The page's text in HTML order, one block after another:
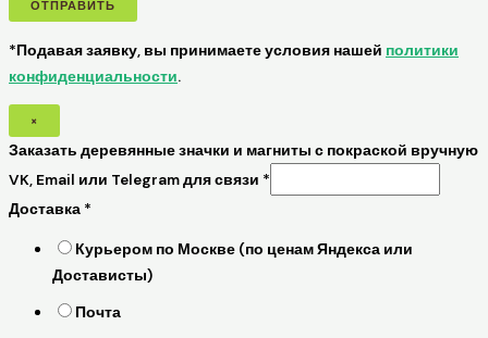
ОТПРАВИТЬ
*Подавая заявку, вы принимаете условия нашей политики
конфиденциальности.
×
Заказать деревянные значки и магниты с покраской вручную
VK, Email или Telegram для связи *
Доставка *
Курьером по Москве (по ценам Яндекса или
Достависты)
Почта